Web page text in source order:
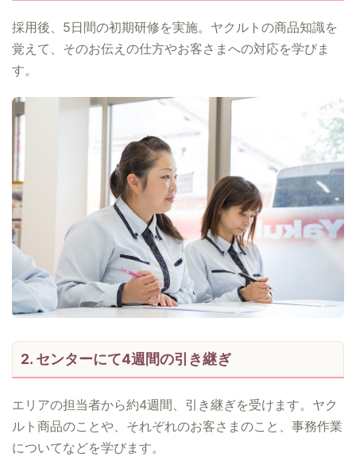
採用後、5日間の初期研修を実施。ヤクルトの商品知識を
覚えて、そのお伝えの仕方やお客さまへの対応を学びま
す。
2. センターにて4週間の引き継ぎ
エリアの担当者から約4週間、引き継ぎを受けます。ヤク
ルト商品のことや、それぞれのお客さまのこと、事務作業
についてなどを学びます。